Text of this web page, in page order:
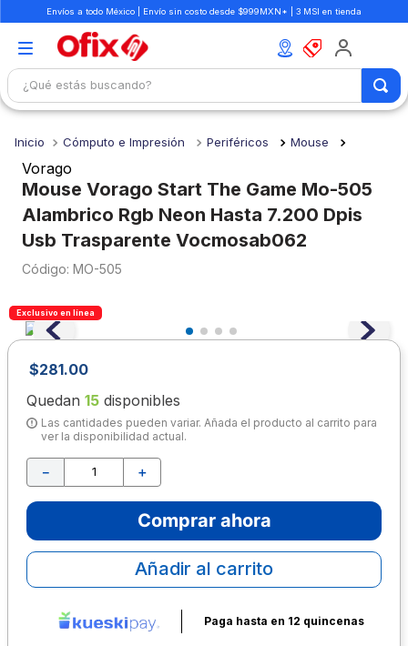
Envíos a todo México | Envío sin costo desde $999MXN* | 3 MSI en tienda
¿Qué estás buscando?
Cómputo e Impresión Periféricos Mouse
Vorago
Mouse Vorago Start The Game Mo-505
Alambrico Rgb Neon Hasta 7.200 Dpis
Usb Trasparente Vocmosab062
: MO-505
Exclusivo en línea
$281.00
Quedan 15 disponibles
Las cantidades pueden variar. Añada el producto al carrito para
ver la disponibilidad actual.
＋
－
Comprar ahora
Añadir al carrito
Paga hasta en 12 quincenas
1.
mochilas
2 .
libretas
3.
cuaderno
4.
cuadernos
5.
colores
6.
boligrafo
7.
escritorio
8.
sacapuntas
9.
lapiz
. escolar